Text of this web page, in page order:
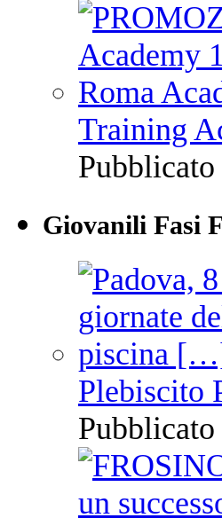
Training
Giovanili Fasi
Plebiscito